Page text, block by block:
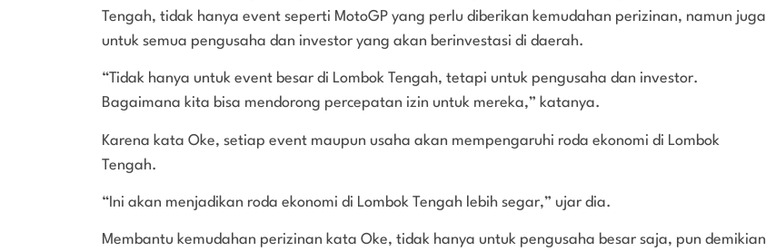
Tengah, tidak hanya event seperti MotoGP yang perlu diberikan kemudahan perizinan, namun juga
untuk semua pengusaha dan investor yang akan berinvestasi di daerah.
“Tidak hanya untuk event besar di Lombok Tengah, tetapi untuk pengusaha dan investor.
Bagaimana kita bisa mendorong percepatan izin untuk mereka,” katanya.
Karena kata Oke, setiap event maupun usaha akan mempengaruhi roda ekonomi di Lombok
Tengah.
“Ini akan menjadikan roda ekonomi di Lombok Tengah lebih segar,” ujar dia.
Membantu kemudahan perizinan kata Oke, tidak hanya untuk pengusaha besar saja, pun demikian